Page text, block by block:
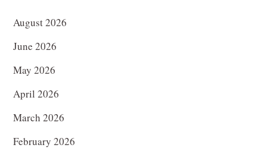
August 2026
June 2026
May 2026
April 2026
March 2026
February 2026